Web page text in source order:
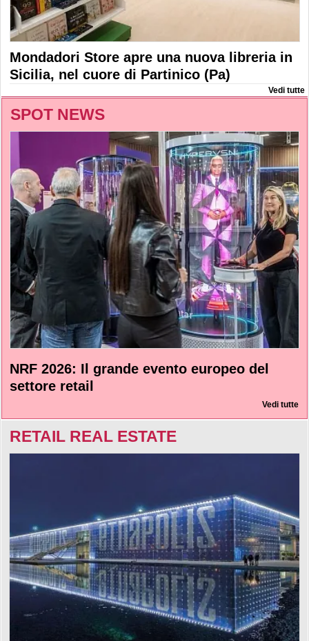
Mondadori Store apre una nuova libreria in
Sicilia, nel cuore di Partinico (Pa)
Vedi tutte
SPOT NEWS
NRF 2026: Il grande evento europeo del
settore retail
Vedi tutte
RETAIL REAL ESTATE